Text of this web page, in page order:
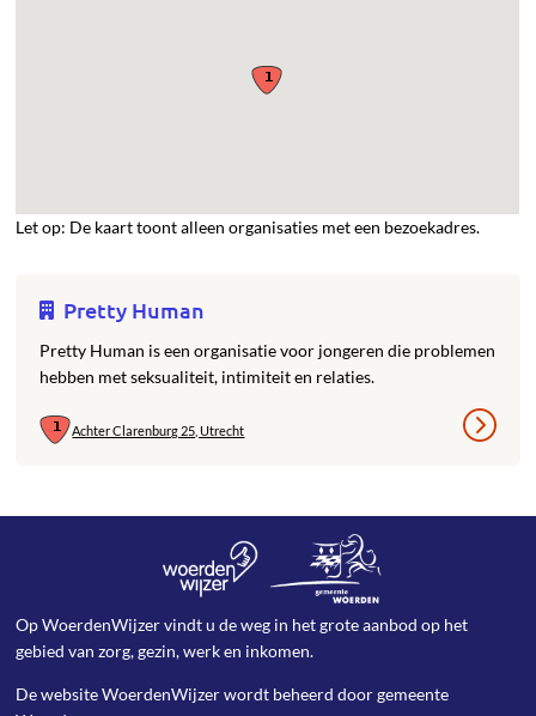
Let op: De kaart toont alleen organisaties met een bezoekadres.
Pretty Human
Pretty Human is een organisatie voor jongeren die problemen
hebben met seksualiteit, intimiteit en relaties.
Achter Clarenburg 25, Utrecht
Op WoerdenWijzer vindt u de weg in het grote aanbod op het
gebied van zorg, gezin, werk en inkomen.
De website WoerdenWijzer wordt beheerd doorgemeente